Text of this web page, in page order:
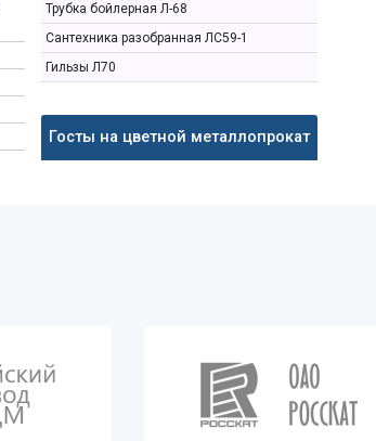
Трубка бойлерная Л-68
Сантехника разобранная ЛС59-1
Гильзы Л70
Госты на цветной металлопрокат